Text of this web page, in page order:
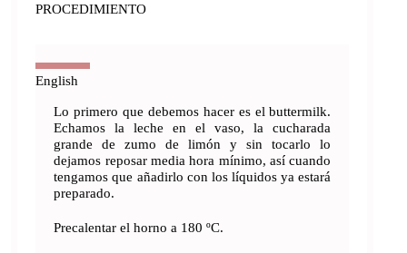
PROCEDIMIENTO
Lo primero que debemos hacer es el buttermilk.
Echamos la leche en el vaso, la cucharada
grande de zumo de limón y sin tocarlo lo
dejamos reposar media hora mínimo, así cuando
tengamos que añadirlo con los líquidos ya estará
preparado.
Precalentar el horno a 180 ºC.